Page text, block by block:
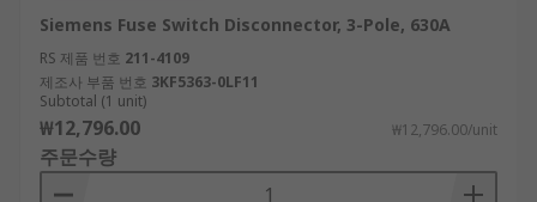
Siemens Fuse Switch Disconnector, 3-Pole, 630A
RS 제품 번호 211-4109
제조사 부품 번호 3KF5363-0LF11
Subtotal (1 unit)
₩12,796.00 ₩12,796.00/unit
주문수량